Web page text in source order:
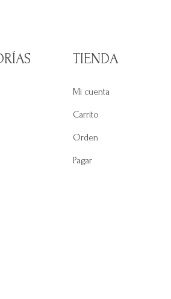
TIENDA
Mi cuenta
Carrito
Orden
Pagar